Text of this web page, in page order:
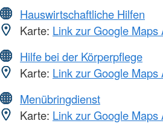
Hauswirtschaftliche Hilfen
Karte: Link zur Google Maps
Hilfe bei der Körperpflege
Karte: Link zur Google Maps
Menübringdienst
Karte: Link zur Google Maps